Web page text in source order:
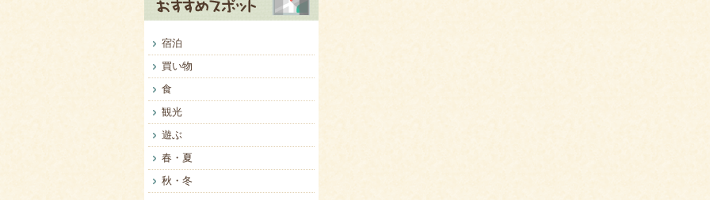
宿泊
買い物
食
観光
遊ぶ
春・夏
秋・冬